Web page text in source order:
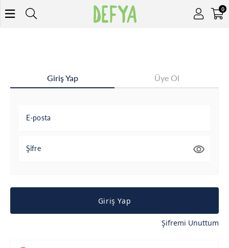
0
Giriş Yap Üye Ol
E-posta
Şifre
Giriş Yap
Şifremi Unuttum